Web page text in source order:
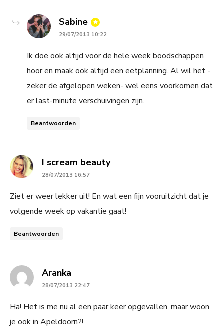
Sabine says:
29/07/2013 10:22
Ik doe ook altijd voor de hele week boodschappen
hoor en maak ook altijd een eetplanning. Al wil het -
zeker de afgelopen weken- wel eens voorkomen dat
er last-minute verschuivingen zijn.
Beantwoorden
I scream beautysays:
28/07/2013 16:57
Ziet er weer lekker uit! En wat een fijn vooruitzicht dat je
volgende week op vakantie gaat!
Beantwoorden
Aranka
28/07/2013 22:47
Ha! Het is me nu al een paar keer opgevallen, maar woon
je ook in Apeldoorn?!